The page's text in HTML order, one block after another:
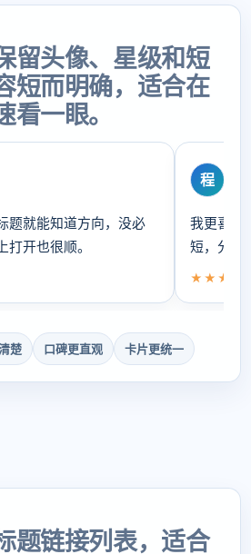
留头像、星级和短
短而明确，适合在
看一眼。
题就能知道方向，没必
开也很顺。
程
我更喜欢
短，分类
楚 口碑更直观 卡片更统一
题链接列表，适合